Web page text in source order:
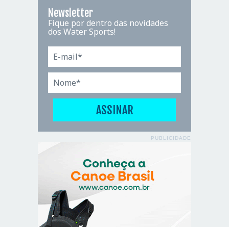
Newsletter
Fique por dentro das novidades
dos Water Sports!
PUBLICIDADE